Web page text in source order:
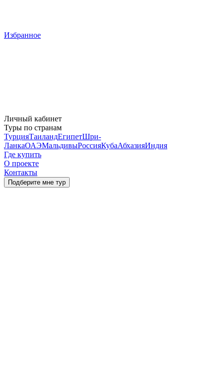
Избранное
Личный кабинет
Туры по странам
ТурцияТаиландЕгипетШри-
ЛанкаОАЭМальдивыРоссияКубаАбхазияИндия
Где купить
О проекте
Контакты
Подберите мне тур